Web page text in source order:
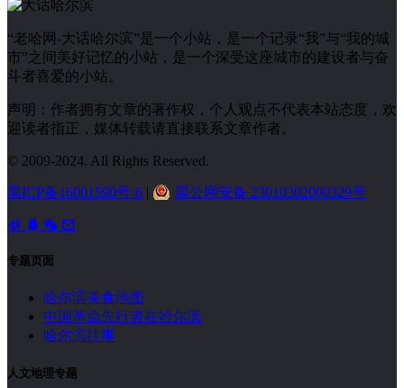
“老哈网-大话哈尔滨”是一个小站，是一个记录“我”与“我的城
市”之间美好记忆的小站，是一个深受这座城市的建设者与奋
斗者喜爱的小站。
声明：作者拥有文章的著作权，个人观点不代表本站态度，欢
迎读者指正，媒体转载请直接联系文章作者。
© 2009-2024. All Rights Reserved.
黑ICP备16001590号-6 | 黑公网安备 23010302000329号
专题页面
哈尔滨美食地图
中国革命先行者在哈尔滨
哈尔滨往事
人文地理专题